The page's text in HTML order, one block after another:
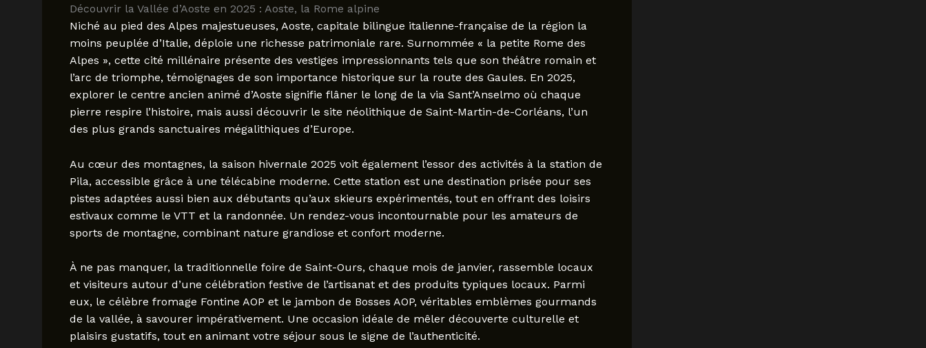
Découvrir la Vallée d’Aoste en 2025 : Aoste, la Rome alpine
Niché au pied des Alpes majestueuses, Aoste, capitale bilingue italienne-française de la région la
moins peuplée d’Italie, déploie une richesse patrimoniale rare. Surnommée « la petite Rome des
Alpes », cette cité millénaire présente des vestiges impressionnants tels que son théâtre romain et
l’arc de triomphe, témoignages de son importance historique sur la route des Gaules. En 2025,
explorer le centre ancien animé d’Aoste signifie flâner le long de la via Sant’Anselmo où chaque
pierre respire l’histoire, mais aussi découvrir le site néolithique de Saint-Martin-de-Corléans, l’un
des plus grands sanctuaires mégalithiques d’Europe.
Au cœur des montagnes, la saison hivernale 2025 voit également l’essor des activités à la station de
Pila, accessible grâce à une télécabine moderne. Cette station est une destination prisée pour ses
pistes adaptées aussi bien aux débutants qu’aux skieurs expérimentés, tout en offrant des loisirs
estivaux comme le VTT et la randonnée. Un rendez-vous incontournable pour les amateurs de
sports de montagne, combinant nature grandiose et confort moderne.
À ne pas manquer, la traditionnelle foire de Saint-Ours, chaque mois de janvier, rassemble locaux
et visiteurs autour d’une célébration festive de l’artisanat et des produits typiques locaux. Parmi
eux, le célèbre fromage Fontine AOP et le jambon de Bosses AOP, véritables emblèmes gourmands
de la vallée, à savourer impérativement. Une occasion idéale de mêler découverte culturelle et
plaisirs gustatifs, tout en animant votre séjour sous le signe de l’authenticité.